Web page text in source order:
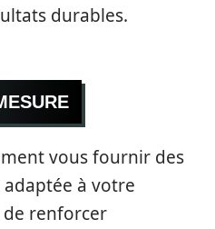
durables.
vous fournir des
à votre
de renforcer